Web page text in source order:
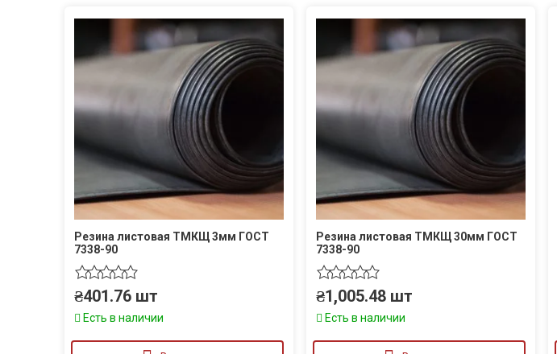
Резина листовая ТМКЩ 3мм ГОСТ
7338-90
₴401.76 шт
Есть в наличии
Резина листовая ТМКЩ 30мм ГОСТ
7338-90
₴1,005.48 шт
Есть в наличии